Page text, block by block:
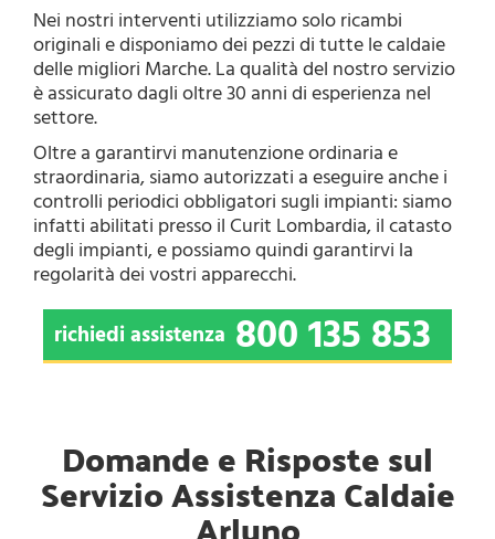
Nei nostri interventi utilizziamo solo ricambi
originali e disponiamo dei pezzi di tutte le caldaie
delle migliori Marche. La qualità del nostro servizio
è assicurato dagli oltre 30 anni di esperienza nel
settore.
Oltre a garantirvi manutenzione ordinaria e
straordinaria, siamo autorizzati a eseguire anche i
controlli periodici obbligatori sugli impianti: siamo
infatti abilitati presso il Curit Lombardia, il catasto
degli impianti, e possiamo quindi garantirvi la
regolarità dei vostri apparecchi.
richiedi assistenza 800 135 853
Domande e Risposte sul
Servizio Assistenza Caldaie